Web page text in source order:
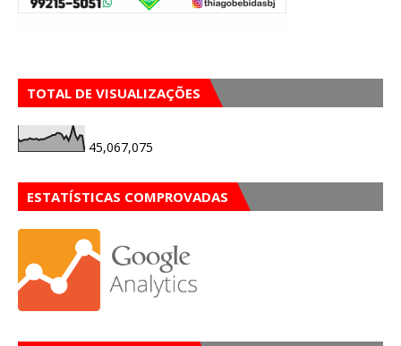
TOTAL DE VISUALIZAÇÕES
45,067,075
ESTATÍSTICAS COMPROVADAS